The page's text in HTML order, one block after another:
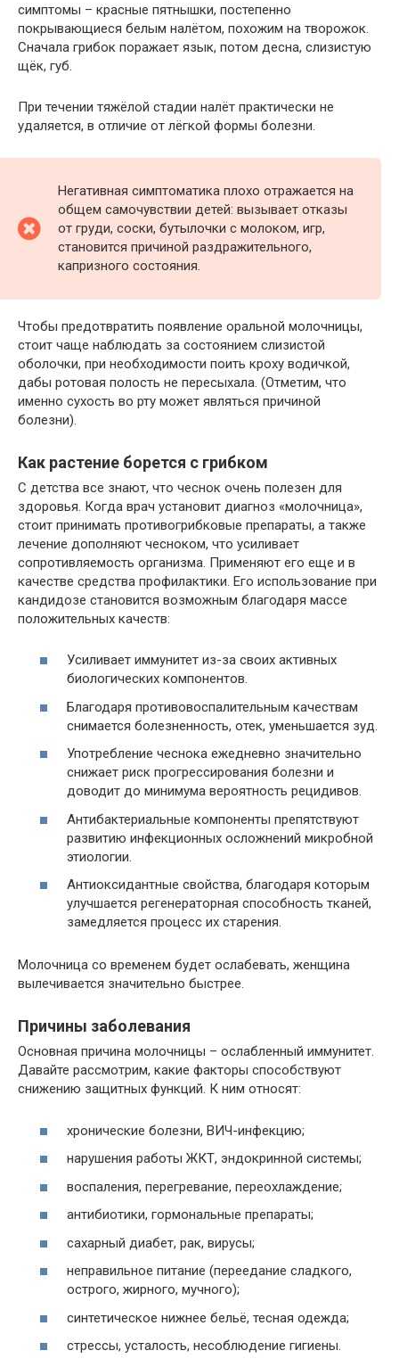
симптомы – красные пятнышки, постепенно
покрывающиеся белым налётом, похожим на творожок.
Сначала грибок поражает язык, потом десна, слизистую
щёк, губ.
При течении тяжёлой стадии налёт практически не
удаляется, в отличие от лёгкой формы болезни.
Негативная симптоматика плохо отражается на
общем самочувствии детей: вызывает отказы
от груди, соски, бутылочки с молоком, игр,
становится причиной раздражительного,
капризного состояния.
Чтобы предотвратить появление оральной молочницы,
стоит чаще наблюдать за состоянием слизистой
оболочки, при необходимости поить кроху водичкой,
дабы ротовая полость не пересыхала. (Отметим, что
именно сухость во рту может являться причиной
болезни).
Как растение борется с грибком
С детства все знают, что чеснок очень полезен для
здоровья. Когда врач установит диагноз «молочница»,
стоит принимать противогрибковые препараты, а также
лечение дополняют чесноком, что усиливает
сопротивляемость организма. Применяют его еще и в
качестве средства профилактики. Его использование при
кандидозе становится возможным благодаря массе
положительных качеств:
Усиливает иммунитет из-за своих активных
биологических компонентов.
Благодаря противовоспалительным качествам
снимается болезненность, отек, уменьшается зуд.
Употребление чеснока ежедневно значительно
снижает риск прогрессирования болезни и
доводит до минимума вероятность рецидивов.
Антибактериальные компоненты препятствуют
развитию инфекционных осложнений микробной
этиологии.
Антиоксидантные свойства, благодаря которым
улучшается регенераторная способность тканей,
замедляется процесс их старения.
Молочница со временем будет ослабевать, женщина
вылечивается значительно быстрее.
Причины заболевания
Основная причина молочницы – ослабленный иммунитет.
Давайте рассмотрим, какие факторы способствуют
снижению защитных функций. К ним относят:
хронические болезни, ВИЧ-инфекцию;
нарушения работы ЖКТ, эндокринной системы;
воспаления, перегревание, переохлаждение;
антибиотики, гормональные препараты;
сахарный диабет, рак, вирусы;
неправильное питание (переедание сладкого,
острого, жирного, мучного);
синтетическое нижнее бельё, тесная одежда;
стрессы, усталость, несоблюдение гигиены.